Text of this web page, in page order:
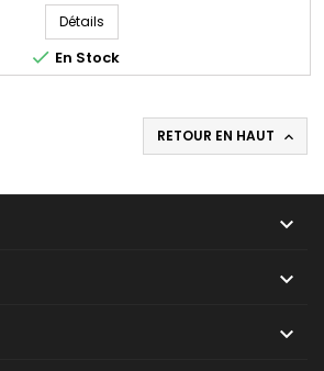
Peugeot Citroen PSA 2.2 HDi et
2.2 TDCi Pièce d'origine
Détails
 En Stock
RETOUR EN HAUT 


